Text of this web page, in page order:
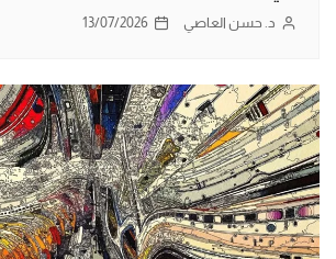
د. حسن العاصي 13/07/2026